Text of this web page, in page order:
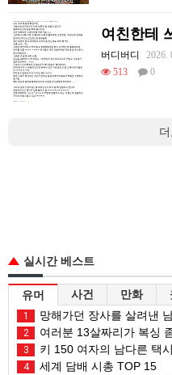
여친한테
버디버디
2026.
513
0
실시간 베스트
유머 사건 만화
1 망해가던 장사를 살려낸 남
2 여러분 13살짜리가 복싱 좀
3 키 150 여자의 남다른 택
4 세계 담배 시총 TOP 15